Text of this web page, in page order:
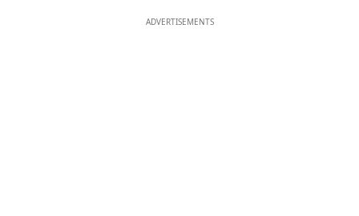
ADVERTISEMENTS